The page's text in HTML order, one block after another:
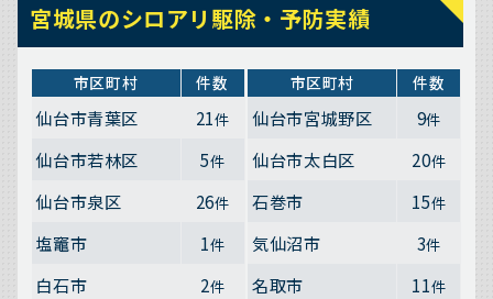
宮城県のシロアリ駆除・予防実績
市区町村 件数
仙台市青葉区 21件
仙台市若林区 5件
仙台市泉区 26件
塩竈市 1件
白石市 2件
市区町村 件数
仙台市宮城野区 9件
仙台市太白区 20件
石巻市 15件
気仙沼市 3件
名取市 11件